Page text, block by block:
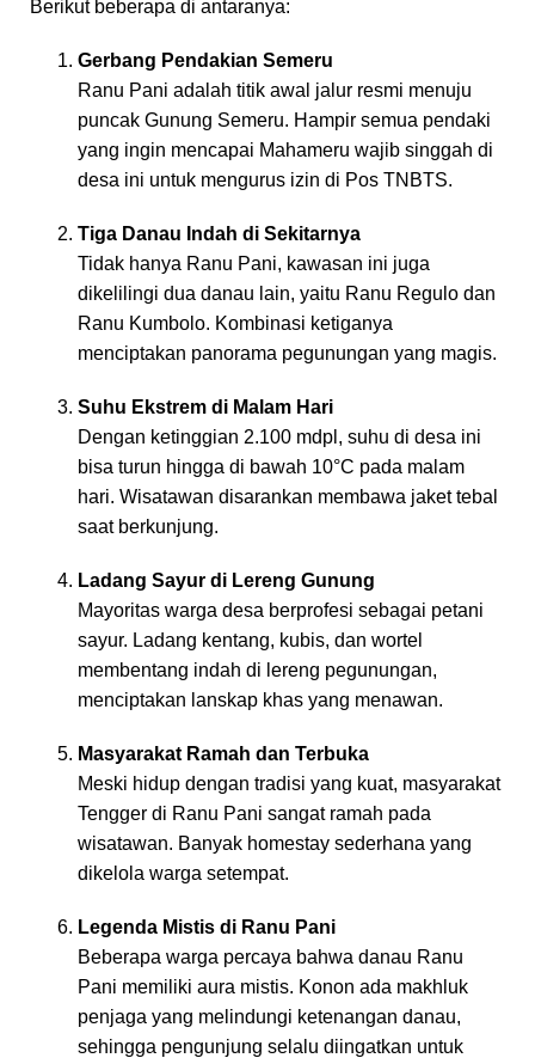
Berikut beberapa di antaranya:
Gerbang Pendakian Semeru
Ranu Pani adalah titik awal jalur resmi menuju
puncak Gunung Semeru. Hampir semua pendaki
yang ingin mencapai Mahameru wajib singgah di
desa ini untuk mengurus izin di Pos TNBTS.
Tiga Danau Indah di Sekitarnya
Tidak hanya Ranu Pani, kawasan ini juga
dikelilingi dua danau lain, yaitu Ranu Regulo dan
Ranu Kumbolo. Kombinasi ketiganya
menciptakan panorama pegunungan yang magis.
Suhu Ekstrem di Malam Hari
Dengan ketinggian 2.100 mdpl, suhu di desa ini
bisa turun hingga di bawah 10°C pada malam
hari. Wisatawan disarankan membawa jaket tebal
saat berkunjung.
Ladang Sayur di Lereng Gunung
Mayoritas warga desa berprofesi sebagai petani
sayur. Ladang kentang, kubis, dan wortel
membentang indah di lereng pegunungan,
menciptakan lanskap khas yang menawan.
Masyarakat Ramah dan Terbuka
Meski hidup dengan tradisi yang kuat, masyarakat
Tengger di Ranu Pani sangat ramah pada
wisatawan. Banyak homestay sederhana yang
dikelola warga setempat.
Legenda Mistis di Ranu Pani
Beberapa warga percaya bahwa danau Ranu
Pani memiliki aura mistis. Konon ada makhluk
penjaga yang melindungi ketenangan danau,
sehingga pengunjung selalu diingatkan untuk